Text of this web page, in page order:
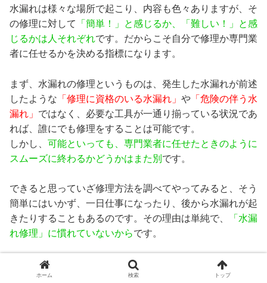
水漏れは様々な場所で起こり、内容も色々ありますが、そ
の修理に対して
「簡単！」と感じるか、「難しい！」と感
じるかは人それぞれです。だからこそ自分で修理か専門業
者に任せるかを決める指標になります。
まず、水漏れの修理というものは、発生した水漏れが前述
したような 「修理に資格のいる水漏れ」 や 「危険の伴う水
漏れ」 ではなく、必要な工具が一通り揃っている状況であ
れば、誰にでも修理をすることは可能です。
しかし、 可能といっても、専門業者に任せたときのように
スムーズに終わるかどうかはまた別 です。
できると思っていざ修理方法を調べてやってみると、そう
簡単にはいかず、一日仕事になったり、後から水漏れが起
きたりすることもあるのです。その理由は単純で、
「水漏
れ修理」に慣れていないからです。
元々DIYに慣れているという方であれば、初めてやる修理
であっても、方法だけ確認すればスムーズにできるかもし
ホーム 検索 トップ